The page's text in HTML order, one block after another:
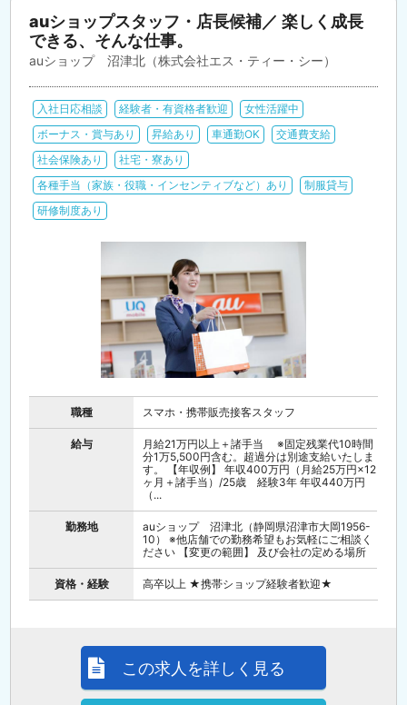
auショップスタッフ・店長候補／ 楽しく成長
できる、そんな仕事。
auショップ 沼津北（株式会社エス・ティー・シー）
入社日応相談 経験者・有資格者歓迎
女性活躍中
ボーナス・賞与あり
昇給あり 車通勤OK
交通費支給
社会保険あり
社宅・寮あり
各種手当（家族・役職・インセンティブなど）あり
制服貸与
研修制度あり
職種 スマホ・携帯販売接客スタッフ
給与
月給21万円以上＋諸手当 ※固定残業代10時間
分1万5,500円含む。超過分は別途支給いたしま
す。 【年収例】 年収400万円（月給25万円×12
ヶ月＋諸手当）/25歳 経験3年 年収440万円
（...
勤務地
auショップ 沼津北（静岡県沼津市大岡1956-
10） ※他店舗での勤務希望もお気軽にご相談く
ださい 【変更の範囲】 及び会社の定める場所
資格・経験 高卒以上 ★携帯ショップ経験者歓迎★
この求人を詳しく見る